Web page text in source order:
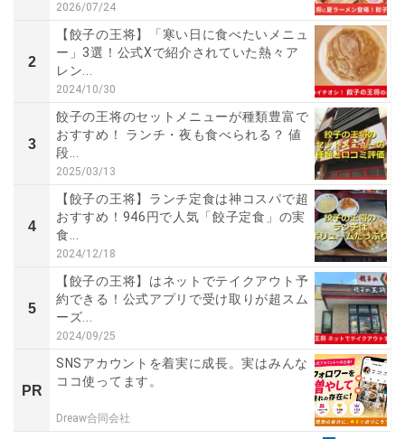
2026/07/24
2
【餃子の王将】「寒い日に食べたいメニュ
ー」3選！公式Xで紹介されていた熱々ア
レン...
2024/10/30
3
餃子の王将のセットメニューが種類豊富で
おすすめ！ ランチ・夜も食べられる？ 値
段...
2025/03/13
4
【餃子の王将】ランチ定食は神コスパで超
おすすめ！946円で人気「餃子定食」の実
食...
2024/12/18
5
【餃子の王将】はネットでテイクアウト予
約できる！公式アプリで受け取りが超スム
ーズ...
2024/09/25
PR
SNSアカウントを着実に成長。実はみんな
ココ使ってます。
Dreaw合同会社